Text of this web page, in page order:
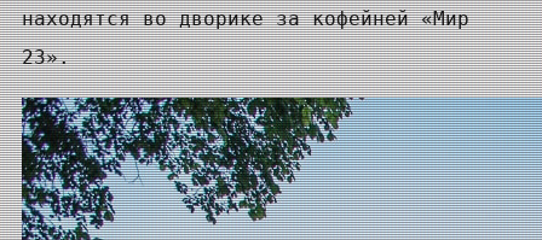
находятся во дворике за кофейней «Мир
23».